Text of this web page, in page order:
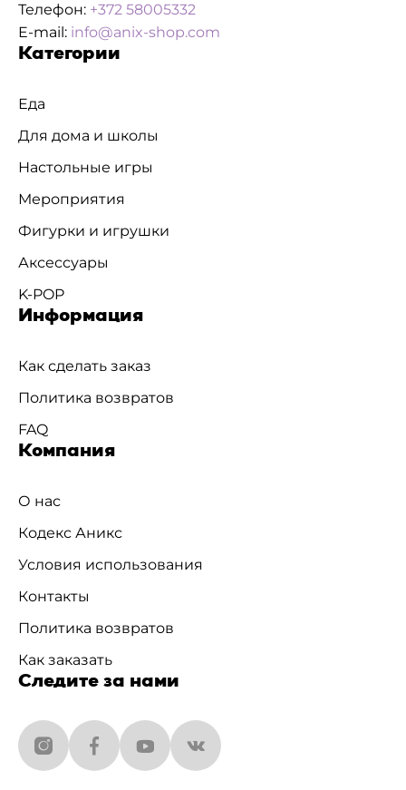
Телефон: +372 58005332
E-mail: info@anix-shop.com
Категории
Еда
Для дома и школы
Настольные игры
Мероприятия
Фигурки и игрушки
Аксессуары
K-POP
Информация
Как сделать заказ
Политика возвратов
FAQ
Компания
О нас
Кодекс Аникс
Условия использования
Контакты
Политика возвратов
Как заказать
Следите за нами